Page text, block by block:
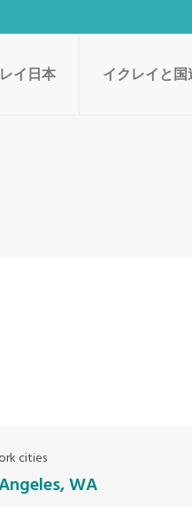
イ日本 イクレイと
cities
WA